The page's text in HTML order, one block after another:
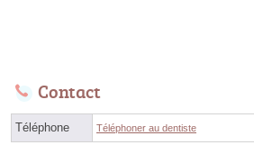
Contact
Téléphone Téléphoner au dentiste